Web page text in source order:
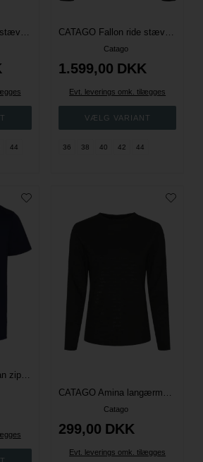
CATAGO Fallon ride stævne jakke - Navy
44
CATAGO Fallon ride stævne jakke - Sort
Catago
1.599,00 DKK
Evt. leverings omk. tilægges
36 38 40 42 44
CATAGO MEN Nathan zip polo kortærmet ridebluse
CATAGO Amina langærmet ridesbluse med logo
Catago
299,00 DKK
Evt. leverings omk. tilægges